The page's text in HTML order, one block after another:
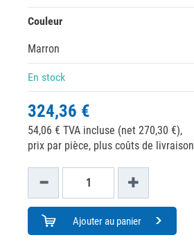
Couleur
Marron
En stock
324,36 €
54,06 € TVA incluse (net 270,30 €),
prix par pièce, plus coûts de livraison
Ajouter au panier